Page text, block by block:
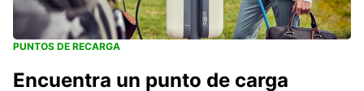
PUNTOS DE RECARGA
Encuentra un punto de carga